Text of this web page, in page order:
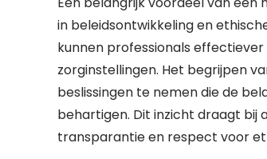
in beleidsontwikkeling en
kunnen professionals
zorginstellingen. Het begrijpen
beslissingen te nemen die de
behartigen. Dit inzicht draagt bij
transparantie en respect voor